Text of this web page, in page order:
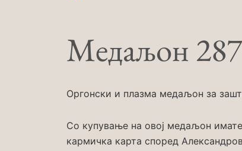
Медаљон 287
Оргонски и плазма медаљон за
Со купување на овој медаљон
кармичка карта според